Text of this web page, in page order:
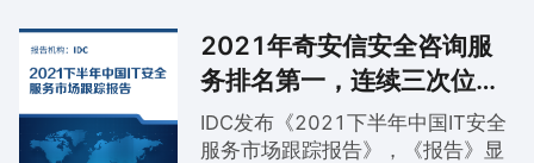
额双双居首。
2021年奇安信安全咨询服
务排名第一，连续三次位居
榜首
IDC发布《2021下半年中国IT安全
服务市场跟踪报告》，《报告》显